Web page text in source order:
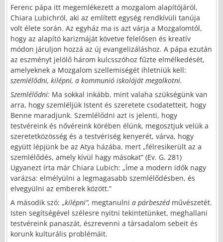
Ferenc pápa itt megemlékezett a mozgalom alapítójáról,
Chiara Lubichról, aki az említett egység rendkívüli tanúja
volt élete során. Az egyház ma is azt várja a Mozgalomtól,
hogy az alapító karizmáját követve felelősen és kreatív
módon járuljon hozzá az új evangelizáláshoz. A pápa ezután
az eszményt jelölő három kulcsszóhoz fűzte elmélkedését,
amelyeknek a Mozgalom szellemiségét ihletniük kell:
szemlélődni, kilépni, a kommunió iskoláját megalkotni.
Szemlélődni: Ma sokkal inkább, mint valaha szükségünk van
arra, hogy szemléljük Istent és szeretete csodatetteit, hogy
Benne maradjunk. Szemlélődni azt is jelenti, hogy
testvéreink és nővéreink körében élünk, megosztjuk velük a
szeretetközösség és a testvériség kenyerét, várva, hogy
együtt lépjünk be az Atya házába. mert „félresikerült az a
szemlélődés, amely kívül hagy másokat” (Ev. G. 281)
Ugyanezt írta már Chiara Lubich: „Íme a modern idők nagy
varázsa: elmélyülni a legmagasabb szemlélődésben, és
elvegyülni az emberek között.”
A második szó: „kilépni”, megtanulni a párbeszéd művészetét.
Isten segítségével szélesre nyitni tekintetünket, meghallani
testvéreink panaszát, észrevenni a társadalom sebeit és
korunk kulturális problémáit.